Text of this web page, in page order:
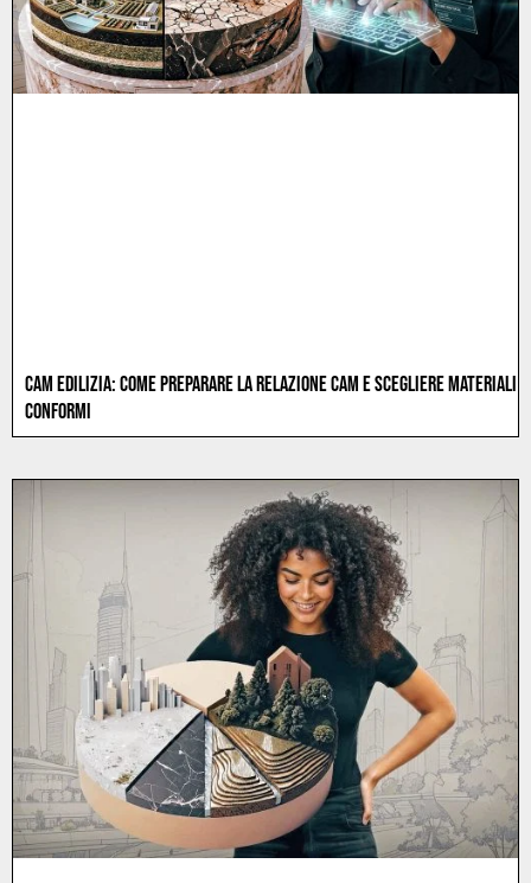
CAM EDILIZIA: COME PREPARARE LA RELAZIONE CAM E SCEGLIERE MATERIALI
CONFORMI